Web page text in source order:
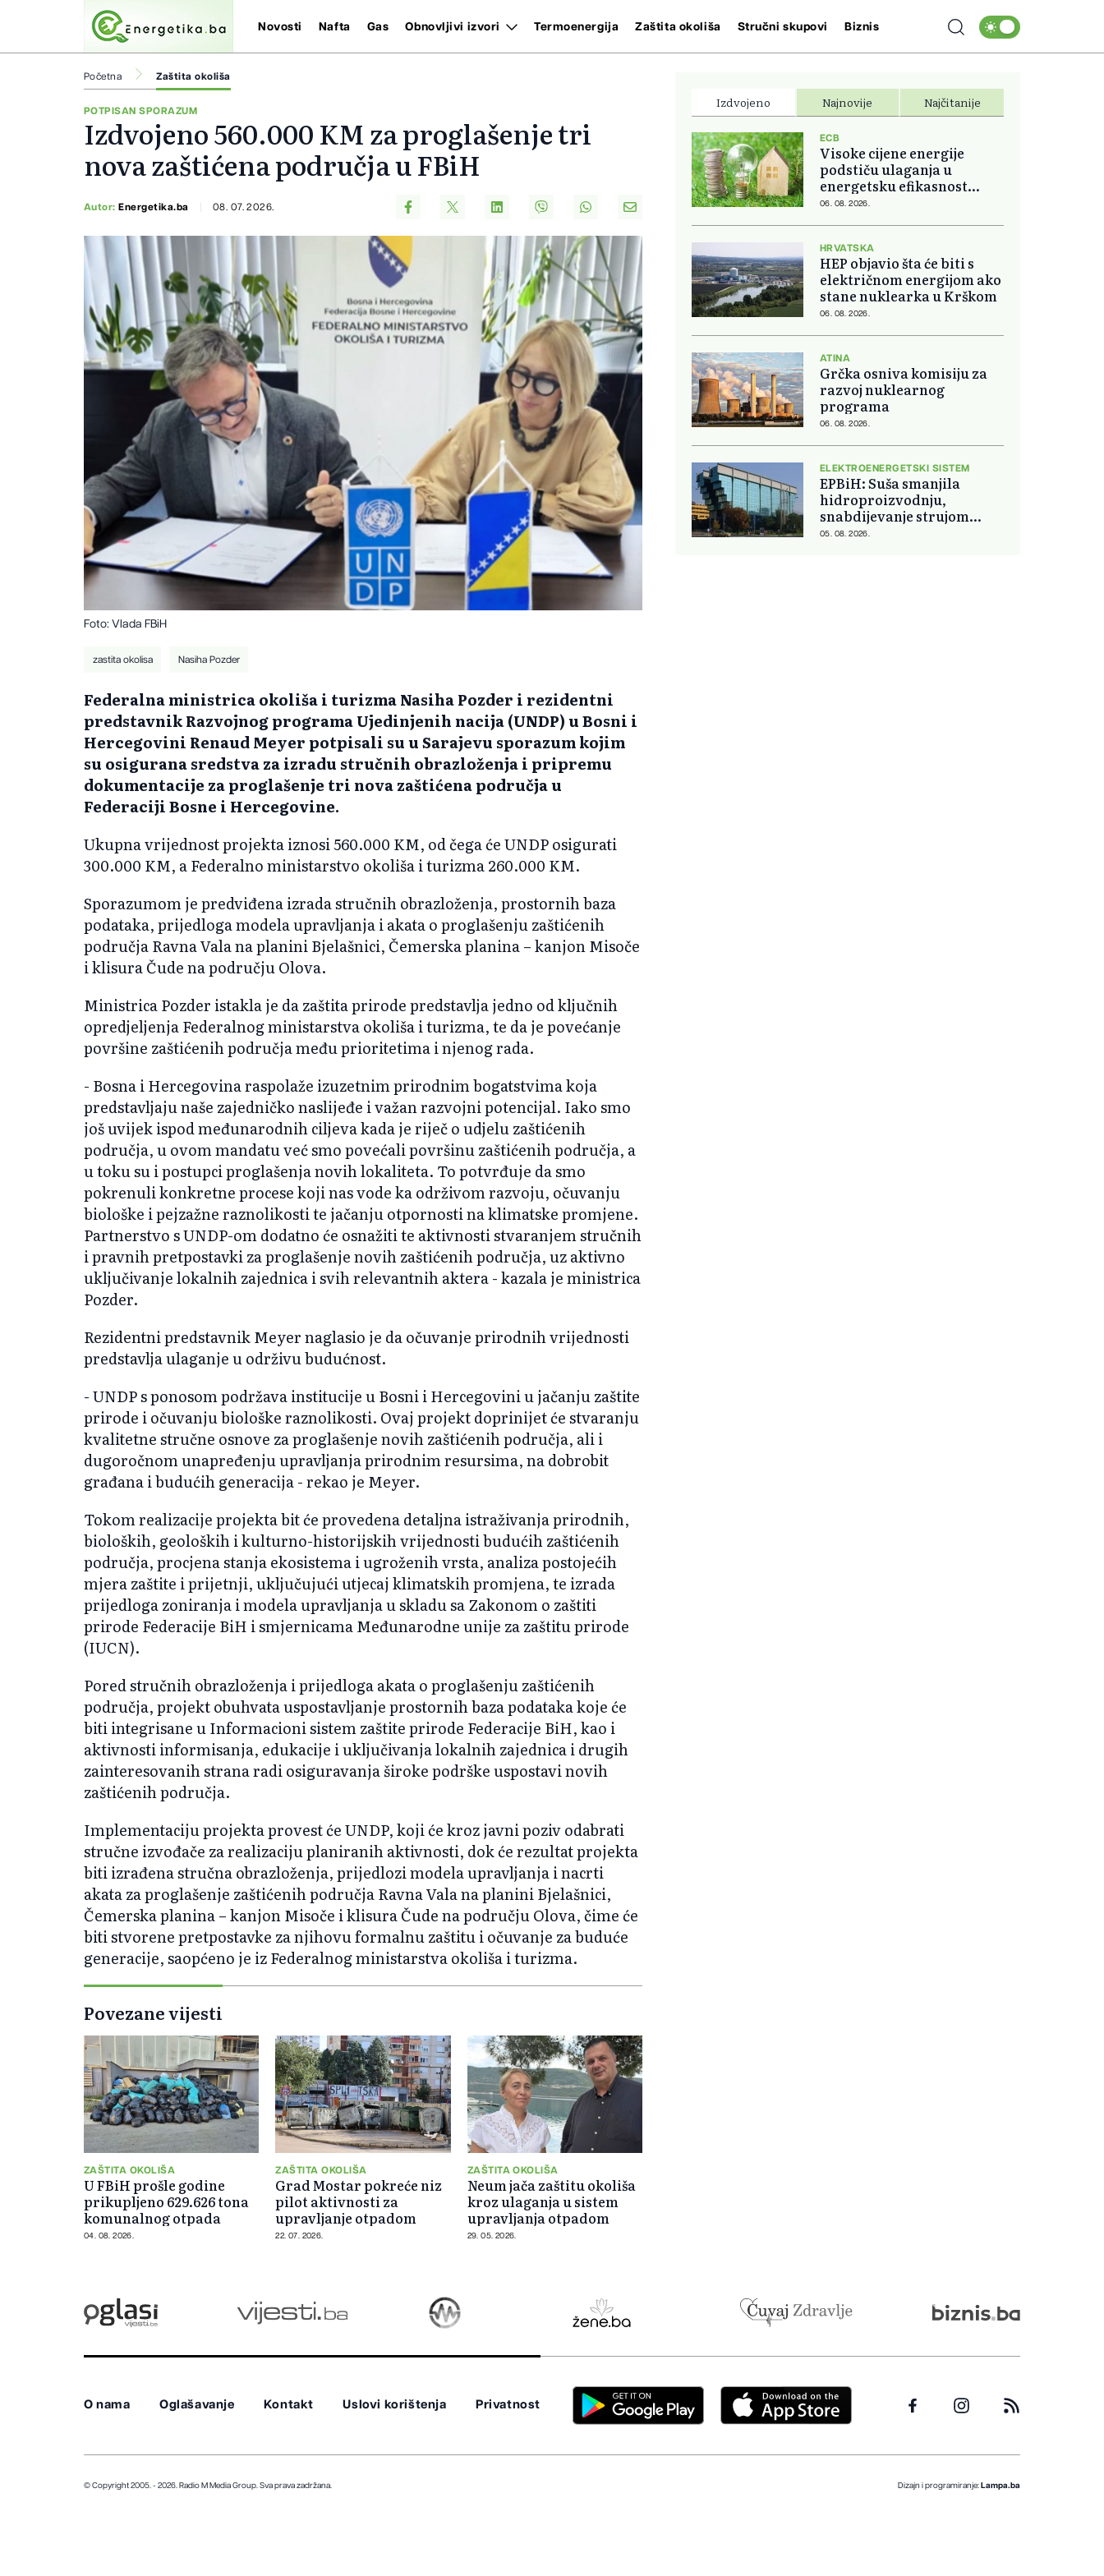
Novosti Nafta Gas Obnovljivi izvori Termoenergija Zaštita okoliša Stručni skupovi Biznis
Početna Zaštita okoliša
POTPISAN SPORAZUM
Izdvojeno 560.000 KM za proglašenje tri
nova zaštićena područja u FBiH
Autor:Energetika.ba 08. 07. 2026.
Foto: Vlada FBiH
zastita okolisa Nasiha Pozder
Federalna ministrica okoliša i turizma Nasiha Pozder i rezidentni
predstavnik Razvojnog programa Ujedinjenih nacija (UNDP) u Bosni i
Hercegovini Renaud Meyer potpisali su u Sarajevu sporazum kojim
su osigurana sredstva za izradu stručnih obrazloženja i pripremu
dokumentacije za proglašenje tri nova zaštićena područja u
Federaciji Bosne i Hercegovine.
Ukupna vrijednost projekta iznosi 560.000 KM, od čega će UNDP osigurati
300.000 KM, a Federalno ministarstvo okoliša i turizma 260.000 KM.
Sporazumom je predviđena izrada stručnih obrazloženja, prostornih baza
podataka, prijedloga modela upravljanja i akata o proglašenju zaštićenih
područja Ravna Vala na planini Bjelašnici, Čemerska planina – kanjon Misoče
i klisura Čude na području Olova.
Ministrica Pozder istakla je da zaštita prirode predstavlja jedno od ključnih
opredjeljenja Federalnog ministarstva okoliša i turizma, te da je povećanje
površine zaštićenih područja među prioritetima i njenog rada.
- Bosna i Hercegovina raspolaže izuzetnim prirodnim bogatstvima koja
predstavljaju naše zajedničko naslijeđe i važan razvojni potencijal. Iako smo
još uvijek ispod međunarodnih ciljeva kada je riječ o udjelu zaštićenih
područja, u ovom mandatu već smo povećali površinu zaštićenih područja, a
u toku su i postupci proglašenja novih lokaliteta. To potvrđuje da smo
pokrenuli konkretne procese koji nas vode ka održivom razvoju, očuvanju
biološke i pejzažne raznolikosti te jačanju otpornosti na klimatske promjene.
Partnerstvo s UNDP-om dodatno će osnažiti te aktivnosti stvaranjem stručnih
i pravnih pretpostavki za proglašenje novih zaštićenih područja, uz aktivno
uključivanje lokalnih zajednica i svih relevantnih aktera - kazala je ministrica
Pozder.
Rezidentni predstavnik Meyer naglasio je da očuvanje prirodnih vrijednosti
predstavlja ulaganje u održivu budućnost.
- UNDP s ponosom podržava institucije u Bosni i Hercegovini u jačanju zaštite
prirode i očuvanju biološke raznolikosti. Ovaj projekt doprinijet će stvaranju
kvalitetne stručne osnove za proglašenje novih zaštićenih područja, ali i
dugoročnom unapređenju upravljanja prirodnim resursima, na dobrobit
građana i budućih generacija - rekao je Meyer.
Tokom realizacije projekta bit će provedena detaljna istraživanja prirodnih,
bioloških, geoloških i kulturno-historijskih vrijednosti budućih zaštićenih
područja, procjena stanja ekosistema i ugroženih vrsta, analiza postojećih
mjera zaštite i prijetnji, uključujući utjecaj klimatskih promjena, te izrada
prijedloga zoniranja i modela upravljanja u skladu sa Zakonom o zaštiti
prirode Federacije BiH i smjernicama Međunarodne unije za zaštitu prirode
(IUCN).
Pored stručnih obrazloženja i prijedloga akata o proglašenju zaštićenih
područja, projekt obuhvata uspostavljanje prostornih baza podataka koje će
biti integrisane u Informacioni sistem zaštite prirode Federacije BiH, kao i
aktivnosti informisanja, edukacije i uključivanja lokalnih zajednica i drugih
zainteresovanih strana radi osiguravanja široke podrške uspostavi novih
zaštićenih područja.
Implementaciju projekta provest će UNDP, koji će kroz javni poziv odabrati
stručne izvođače za realizaciju planiranih aktivnosti, dok će rezultat projekta
biti izrađena stručna obrazloženja, prijedlozi modela upravljanja i nacrti
akata za proglašenje zaštićenih područja Ravna Vala na planini Bjelašnici,
Čemerska planina – kanjon Misoče i klisura Čude na području Olova, čime će
biti stvorene pretpostavke za njihovu formalnu zaštitu i očuvanje za buduće
generacije, saopćeno je iz Federalnog ministarstva okoliša i turizma.
Povezane vijesti
ZAŠTITA OKOLIŠA
U FBiH prošle godine
prikupljeno 629.626 tona
komunalnog otpada
04. 08. 2026.
ZAŠTITA OKOLIŠA
Grad Mostar pokreće niz
pilot aktivnosti za
upravljanje otpadom
22. 07. 2026.
ZAŠTITA OKOLIŠA
Neum jača zaštitu okoliša
kroz ulaganja u sistem
upravljanja otpadom
29. 05. 2026.
Izdvojeno Najnovije Najčitanije
ECB
Visoke cijene energije
podstiču ulaganja u
energetsku efikasnost
domova
06. 08. 2026.
HRVATSKA
HEP objavio šta će biti s
električnom energijom ako
stane nuklearka u Krškom
06. 08. 2026.
ATINA
Grčka osniva komisiju za
razvoj nuklearnog
programa
06. 08. 2026.
ELEKTROENERGETSKI SISTEM
EPBiH: Suša smanjila
hidroproizvodnju,
snabdijevanje strujom
ostaje stabilno
05. 08. 2026.
O nama Oglašavanje Kontakt Uslovi korištenja Privatnost
© Copyright 2005. - 2026. Radio M Media Group. Sva prava zadržana. Dizajn i programiranje: Lampa.ba